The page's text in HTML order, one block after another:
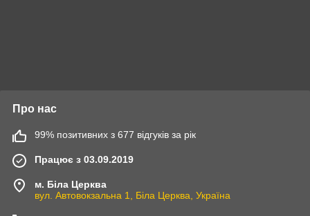
Про нас
99% позитивних з 677 відгуків за рік
Працює з 03.09.2019
м. Біла Церква
вул. Автовокзальна 1, Біла Церква, Україна